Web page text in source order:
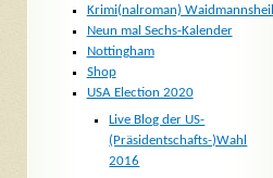
Krimi(nalroman) Waidmannsheil
Neun mal Sechs-Kalender
Nottingham
Shop
USA Election 2020
Live Blog der US-
(Präsidentschafts-)Wahl
2016